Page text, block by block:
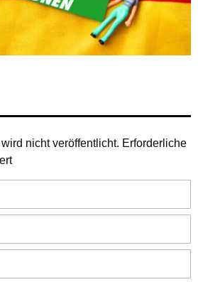
nicht veröffentlicht. Erforderliche